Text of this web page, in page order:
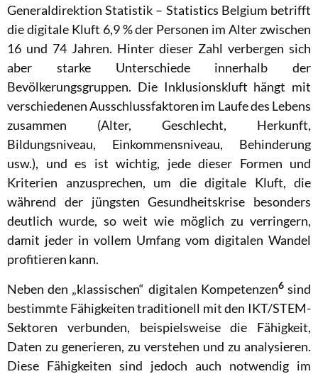
Generaldirektion Statistik – Statistics Belgium betrifft
die digitale Kluft 6,9 % der Personen im Alter zwischen
16 und 74 Jahren. Hinter dieser Zahl verbergen sich
aber starke Unterschiede innerhalb der
Bevölkerungsgruppen. Die Inklusionskluft hängt mit
verschiedenen Ausschlussfaktoren im Laufe des Lebens
zusammen (Alter, Geschlecht, Herkunft,
Bildungsniveau, Einkommensniveau, Behinderung
usw.), und es ist wichtig, jede dieser Formen und
Kriterien anzusprechen, um die digitale Kluft, die
während der jüngsten Gesundheitskrise besonders
deutlich wurde, so weit wie möglich zu verringern,
damit jeder in vollem Umfang vom digitalen Wandel
profitieren kann.
Neben den „klassischen“ digitalen Kompetenzen6 sind
bestimmte Fähigkeiten traditionell mit den IKT/STEM-
Sektoren verbunden, beispielsweise die Fähigkeit,
Daten zu generieren, zu verstehen und zu analysieren.
Diese Fähigkeiten sind jedoch auch notwendig im